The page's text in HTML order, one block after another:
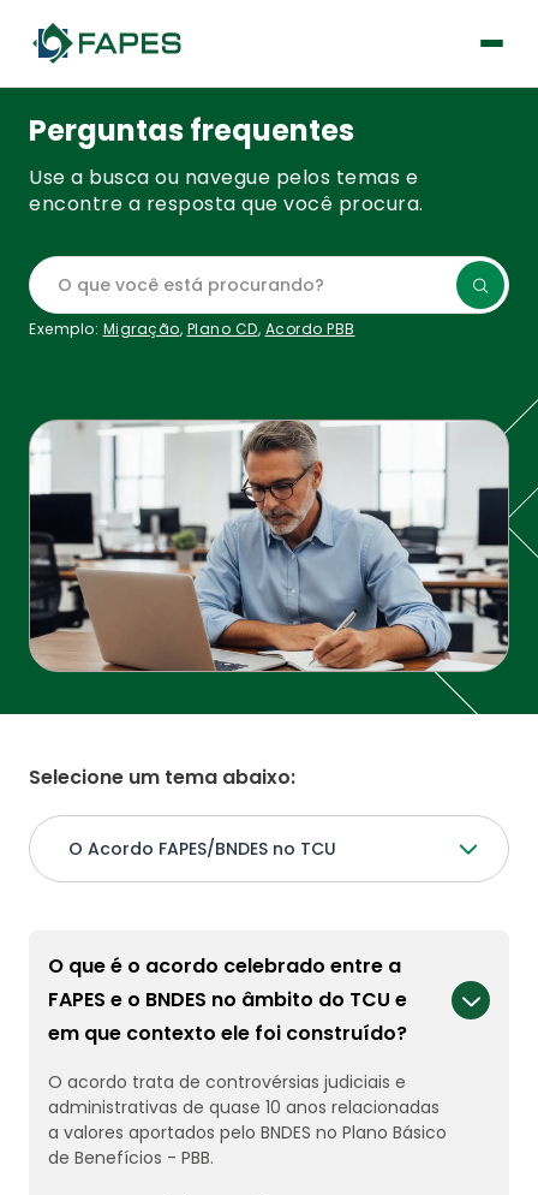
Perguntas frequentes
Use a busca ou navegue pelos temas e
encontre a resposta que você procura.
O que você está procurando?
Exemplo: Migração, Plano CD, Acordo PBB
Selecione um tema abaixo:
O Acordo FAPES/BNDES no TCU
O que é o acordo celebrado entre a
FAPES e o BNDES no âmbito do TCU e
em que contexto ele foi construído?
O acordo trata de controvérsias judiciais e
administrativas de quase 10 anos relacionadas
a valores aportados pelo BNDES no Plano Básico
de Benefícios - PBB.